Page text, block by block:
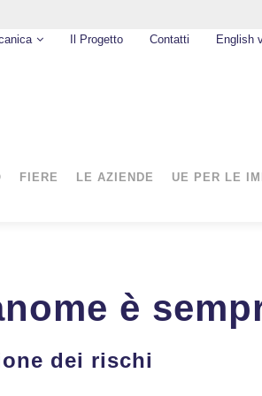
Il Progetto Contatti English
FIERE LE AZIENDE UE PER LE
è
dei rischi